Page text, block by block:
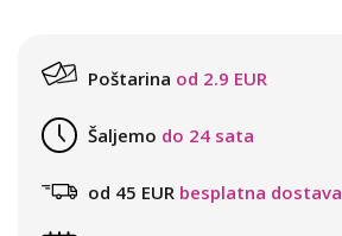
Poštarina od 2.9 EUR
Šaljemo do 24 sata
od 45 EUR besplatna dostava